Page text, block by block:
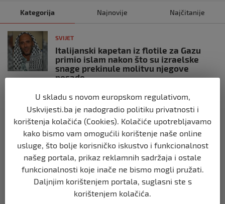
Kategorija Najnovije Najčitanije
SVIJET
Italijanski kapetan iz flotile za Gazu
primio islam nakon što su izraelske
snage prekinule molitvu njegove
posade
Brod “Mikeno” probio izraelsku blokadu
i uplovio u Gazu – kapetan iz Sarajeva
vijori zastavu BiH
prije 10 mjeseci
SVIJET
Opsadno stanje u Münchenu, odjeknulo
U skladu s novom europskom regulativom,
Uskvijesti.ba je nadogradio politiku privatnosti i
korištenja kolačića (Cookies). Kolačiće upotrebljavamo
kako bismo vam omogućili korištenje naše online
usluge, što bolje korisničko iskustvo i funkcionalnost
našeg portala, prikaz reklamnih sadržaja i ostale
funkcionalnosti koje inače ne bismo mogli pružati.
Daljnjim korištenjem portala, suglasni ste s
korištenjem kolačića.